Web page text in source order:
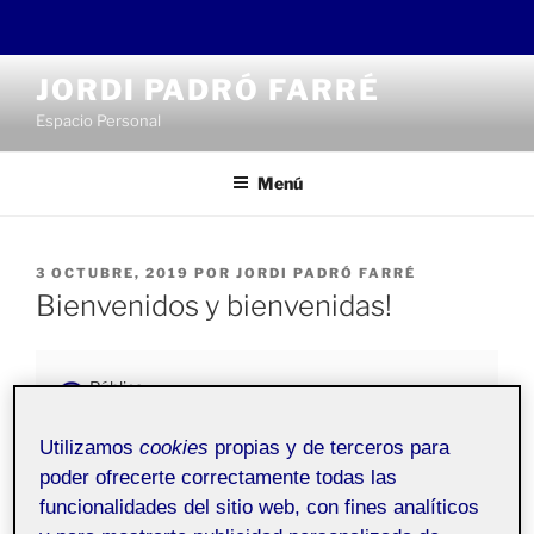
contenido
JORDI PADRÓ FARRÉ
Espacio Personal
Menú
PUBLICADO
EL
3 OCTUBRE, 2019 POR JORDI PADRÓ FARRÉ
Bienvenidos y bienvenidas!
Pública
Folio
personal. Esta entrada se ha
generado automáticamente, y sirve para explicar la
plataforma académica de portafolios.
Utilizamoscookies propias y de terceros para
poder ofrecerte correctamente todas las
funcionalidades del sitio web, con fines analíticos